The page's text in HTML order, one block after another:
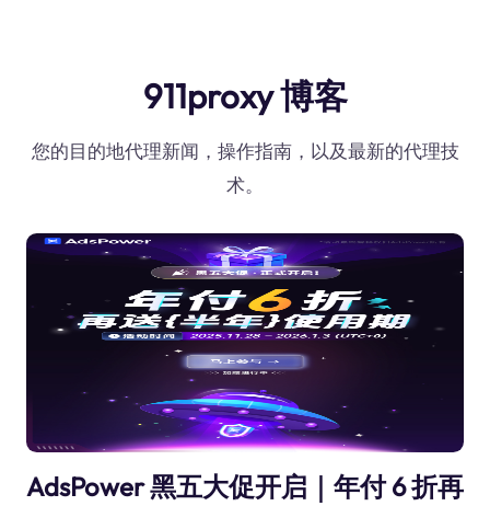
911proxy 博客
您的目的地代理新闻，操作指南，以及最新的代理技
术。
AdsPower 黑五大促开启｜年付 6 折再